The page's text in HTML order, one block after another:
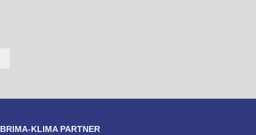
BRIMA-KLIMA PARTNER